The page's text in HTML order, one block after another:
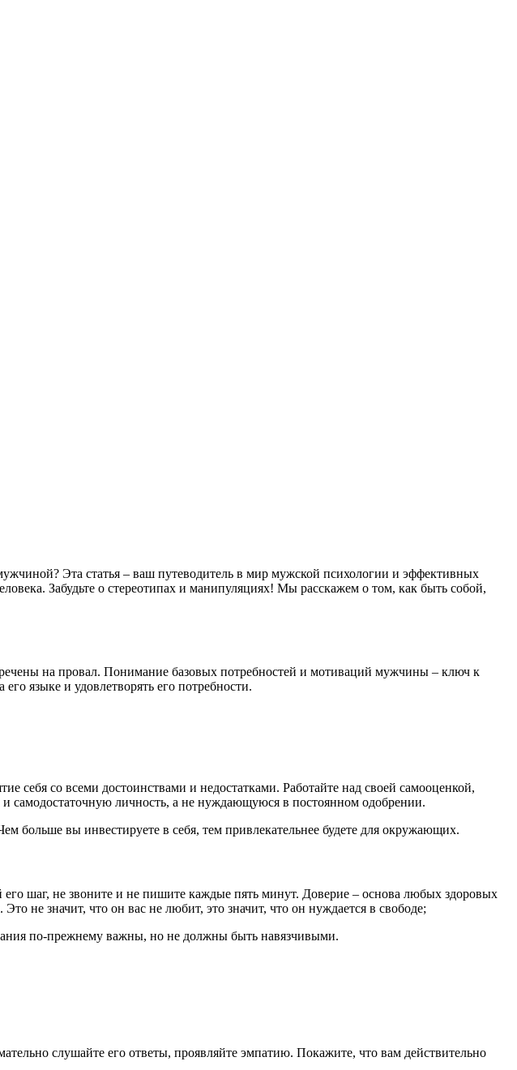
Эта статья – ваш путеводитель в мир мужской психологии и эффективных
Забудьте о стереотипах и манипуляциях! Мы расскажем о том, как быть собой,
на провал. Понимание базовых потребностей и мотиваций мужчины – ключ к
языке и удовлетворять его потребности.
себя со всеми достоинствами и недостатками. Работайте над своей самооценкой,
самодостаточную личность, а не нуждающуюся в постоянном одобрении.
больше вы инвестируете в себя, тем привлекательнее будете для окружающих.
шаг, не звоните и не пишите каждые пять минут. Доверие – основа любых здоровых
не значит, что он вас не любит, это значит, что он нуждается в свободе;
по-прежнему важны, но не должны быть навязчивыми.
слушайте его ответы, проявляйте эмпатию. Покажите, что вам действительно